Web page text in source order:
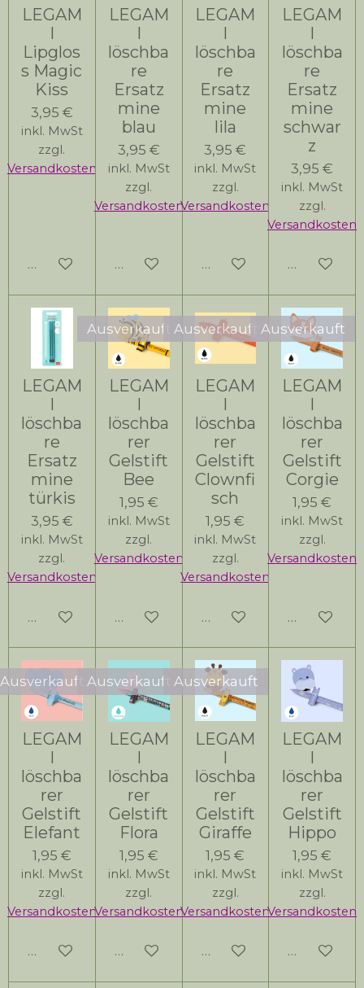
LEGAM
I
Lipglos
s Magic
Kiss
3,95 €
inkl. MwSt
zzgl.
Versandkosten
In den Warenkorb
LEGAM
I
löschba
re
Ersatz
mine
blau
3,95 €
inkl. MwSt
zzgl.
Versandkosten
In den Warenkorb
LEGAM
I
löschba
re
Ersatz
mine
lila
3,95 €
inkl. MwSt
zzgl.
Versandkosten
Bei Verfügbarkeit
LEGAM
I
löschba
re
Ersatz
mine
schwar
z
3,95 €
inkl. MwSt
zzgl.
Versandkosten
Bei
LEGAM
I
löschba
re
Ersatz
mine
türkis
3,95 €
inkl. MwSt
zzgl.
Versandkosten
In den Warenkorb
Ausverkauft
LEGAM
I
löschba
rer
Gelstift
Bee
1,95 €
inkl. MwSt
zzgl.
Versandkosten
Bei Verfügbarkeit benachrichtigen
Ausverkauft
LEGAM
I
löschba
rer
Gelstift
Clownfi
sch
1,95 €
inkl. MwSt
zzgl.
Versandkosten
Bei Verfügbarkeit
Ausverkauft
LEGAM
I
löschba
rer
Gelstift
Corgie
1,95 €
inkl. MwSt
zzgl.
Versandkosten
Bei
Ausverkauft
LEGAM
I
löschba
rer
Gelstift
Elefant
1,95 €
inkl. MwSt
zzgl.
Versandkosten
Bei Verfügbarkeit benachrichtigen
Ausverkauft
LEGAM
I
löschba
rer
Gelstift
Flora
1,95 €
inkl. MwSt
zzgl.
Versandkosten
Bei Verfügbarkeit benachrichtigen
Ausverkauft
LEGAM
I
löschba
rer
Gelstift
Giraffe
1,95 €
inkl. MwSt
zzgl.
Versandkosten
Bei Verfügbarkeit
LEGAM
I
löschba
rer
Gelstift
Hippo
1,95 €
inkl. MwSt
zzgl.
Versandkosten
In den